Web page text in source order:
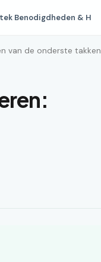
Benodigdheden & H
van de onderste takken